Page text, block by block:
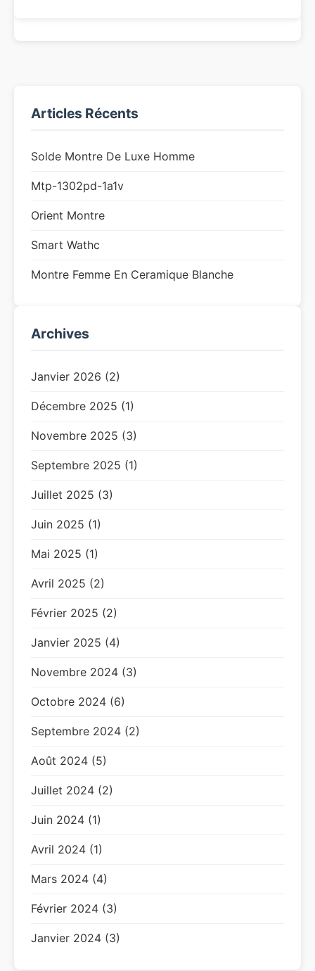
Articles Récents
Solde Montre De Luxe Homme
Mtp-1302pd-1a1v
Orient Montre
Smart Wathc
Montre Femme En Ceramique Blanche
Archives
Janvier 2026 (2)
Décembre 2025 (1)
Novembre 2025 (3)
Septembre 2025 (1)
Juillet 2025 (3)
Juin 2025 (1)
Mai 2025 (1)
Avril 2025 (2)
Février 2025 (2)
Janvier 2025 (4)
Novembre 2024 (3)
Octobre 2024 (6)
Septembre 2024 (2)
Août 2024 (5)
Juillet 2024 (2)
Juin 2024 (1)
Avril 2024 (1)
Mars 2024 (4)
Février 2024 (3)
Janvier 2024 (3)